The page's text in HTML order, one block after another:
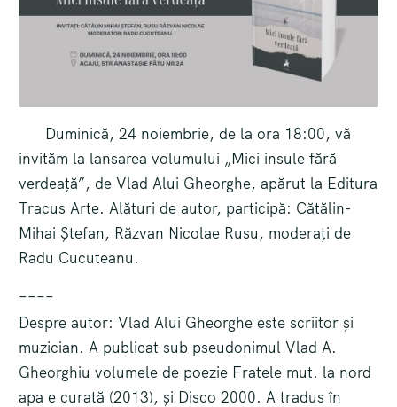
Duminică, 24 noiembrie, de la ora 18:00, vă
invităm la lansarea volumului „Mici insule fără
verdeață”, de Vlad Alui Gheorghe, apărut la Editura
Tracus Arte. Alături de autor, participă: Cătălin-
Mihai Ștefan, Răzvan Nicolae Rusu, moderați de
Radu Cucuteanu.
Despre autor: Vlad Alui Gheorghe este scriitor și
muzician. A publicat sub pseudonimul Vlad A.
Gheorghiu volumele de poezie Fratele mut. la nord
apa e curată (2013), și Disco 2000. A tradus în